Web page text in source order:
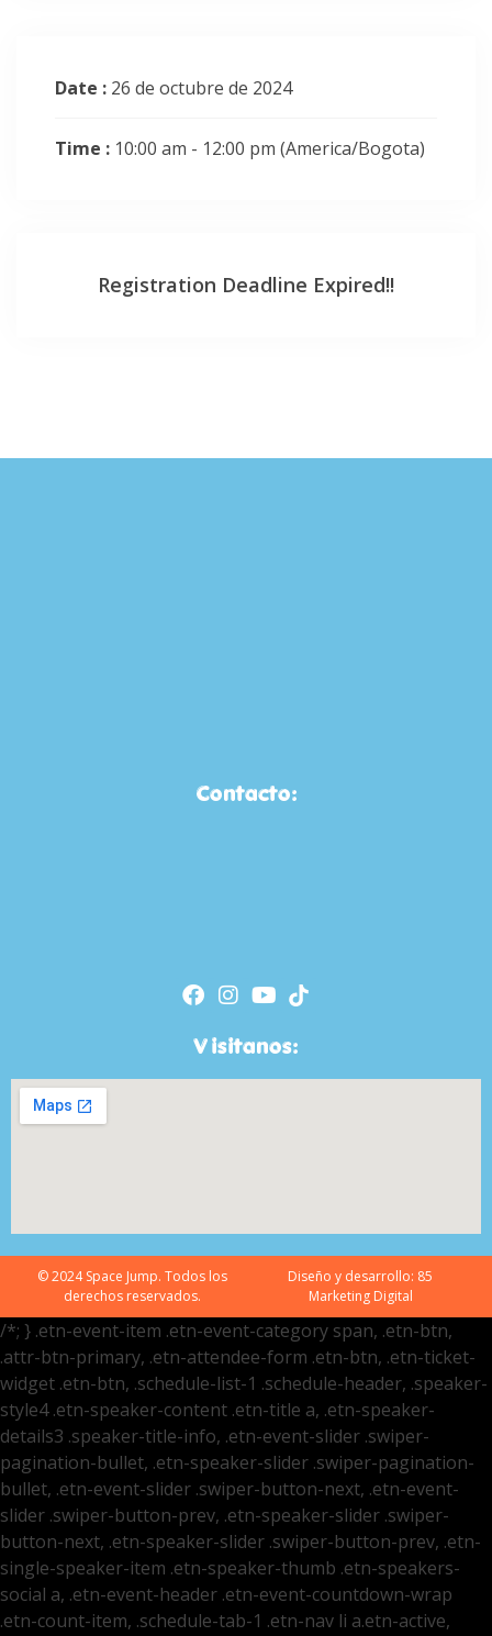
Date : 26 de octubre de 2024
Time : 10:00 am - 12:00 pm (America/Bogota)
Registration Deadline Expired!!
Contacto:
Visitanos:
© 2024 Space Jump. Todos los
derechos reservados.
Diseño y desarrollo: 85
Marketing Digital
/*; } .etn-event-item .etn-event-category span, .etn-btn,
.attr-btn-primary, .etn-attendee-form .etn-btn, .etn-ticket-
widget .etn-btn, .schedule-list-1 .schedule-header, .speaker-
style4 .etn-speaker-content .etn-title a, .etn-speaker-
details3 .speaker-title-info, .etn-event-slider .swiper-
pagination-bullet, .etn-speaker-slider .swiper-pagination-
bullet, .etn-event-slider .swiper-button-next, .etn-event-
slider .swiper-button-prev, .etn-speaker-slider .swiper-
button-next, .etn-speaker-slider .swiper-button-prev, .etn-
single-speaker-item .etn-speaker-thumb .etn-speakers-
social a, .etn-event-header .etn-event-countdown-wrap
.etn-count-item, .schedule-tab-1 .etn-nav li a.etn-active,